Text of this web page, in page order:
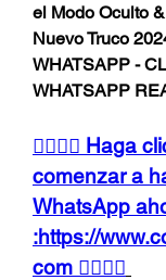
el Modo Oculto
Nuevo Truco
WHATSAPP -
WHATSAPP
👉🏻👉🏻 Haga
comenzar a
WhatsApp
:https://
com 👈🏻👈🏻